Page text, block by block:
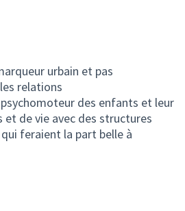
urbain et pas
relations
des enfants et leur
et de vie avec des structures
feraient la part belle à